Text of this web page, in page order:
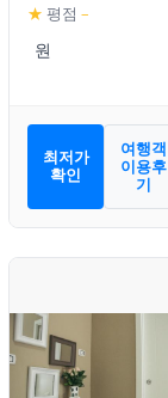
★ 평점 –
최저가
확인
여행객
이용후
기